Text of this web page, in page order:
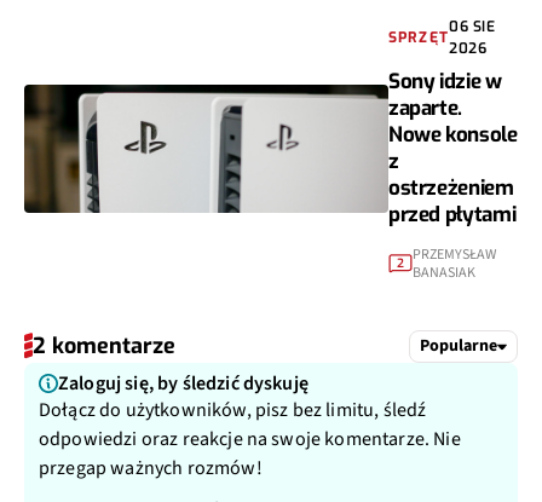
SPRZĘT
06 SIE
2026
Sony idzie w
zaparte.
Nowe konsole
z
ostrzeżeniem
przed płytami
2 PRZEMYSŁAW
BANASIAK
2 komentarze Popularne
Zaloguj się, by śledzić dyskuję
Dołącz do użytkowników, pisz bez limitu, śledź
odpowiedzi oraz reakcje na swoje komentarze. Nie
przegap ważnych rozmów!